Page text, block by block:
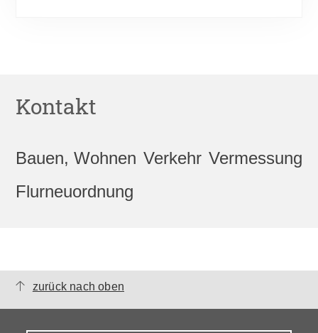
Kontakt
Bauen, Wohnen Verkehr Vermessung
Flurneuordnung
zurück nach oben